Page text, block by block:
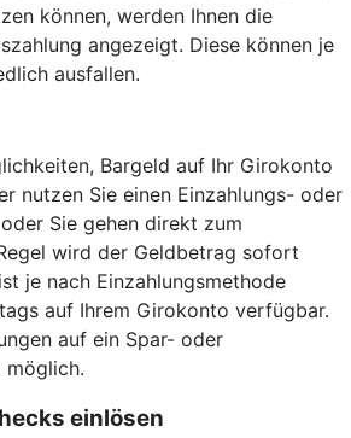
können, werden Ihnen die
angezeigt. Diese können je
ausfallen.
Bargeld auf Ihr Girokonto
nutzen Sie einen Einzahlungs- oder
Sie gehen direkt zum
wird der Geldbetrag sofort
je nach Einzahlungsmethode
auf Ihrem Girokonto verfügbar.
auf ein Spar- oder
möglich.
einlösen